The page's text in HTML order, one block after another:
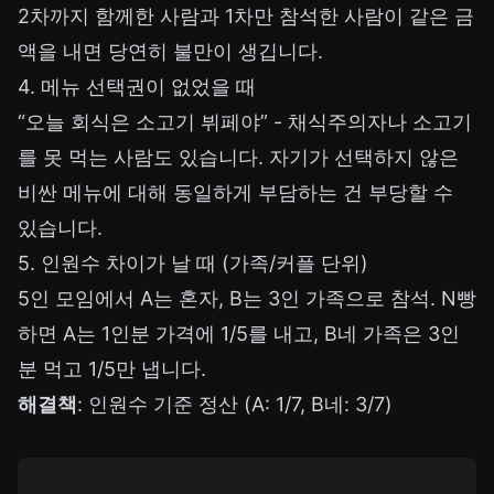
2차까지 함께한 사람과 1차만 참석한 사람이 같은 금
액을 내면 당연히 불만이 생깁니다.
4. 메뉴 선택권이 없었을 때
“오늘 회식은 소고기 뷔페야” - 채식주의자나 소고기
를 못 먹는 사람도 있습니다. 자기가 선택하지 않은
비싼 메뉴에 대해 동일하게 부담하는 건 부당할 수
있습니다.
5. 인원수 차이가 날 때 (가족/커플 단위)
5인 모임에서 A는 혼자, B는 3인 가족으로 참석. N빵
하면 A는 1인분 가격에 1/5를 내고, B네 가족은 3인
분 먹고 1/5만 냅니다.
해결책: 인원수 기준 정산 (A: 1/7, B네: 3/7)